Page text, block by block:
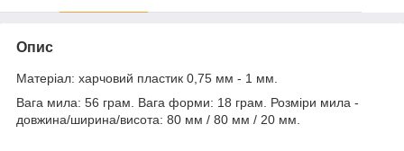
Опис
Матеріал: харчовий пластик 0,75 мм - 1 мм.
Вага мила: 56 грам. Вага форми: 18 грам. Розміри мила -
довжина/ширина/висота: 80 мм / 80 мм / 20 мм.